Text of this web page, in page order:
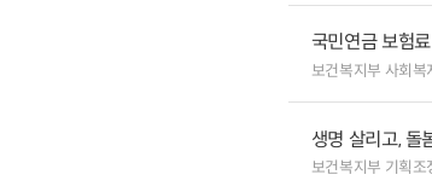
국민연금 보험
보건복지부 사회
생명 살리고, 돌
보건복지부 기획